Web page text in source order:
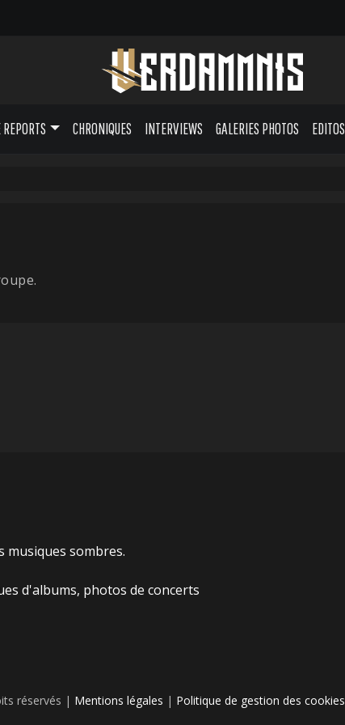
CHRONIQUES INTERVIEWS GALERIES PHOTOS EDITOS
musiques sombres.
d'albums, photos de concerts
réservés | Mentions légales | Politique de gestion des cookies